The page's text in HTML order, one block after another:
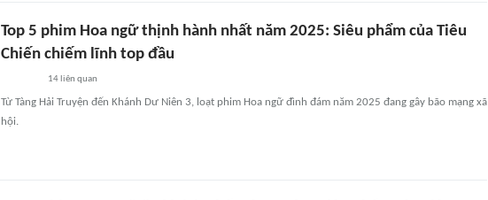
Top 5 phim Hoa ngữ thịnh hành nhất năm 2025: Siêu phẩm của Tiêu
Chiến chiếm lĩnh top đầu
14liên quan
Từ Tàng Hải Truyện đến Khánh Dư Niên 3, loạt phim Hoa ngữ đình đám năm 2025 đang gây bão mạng xã
hội.